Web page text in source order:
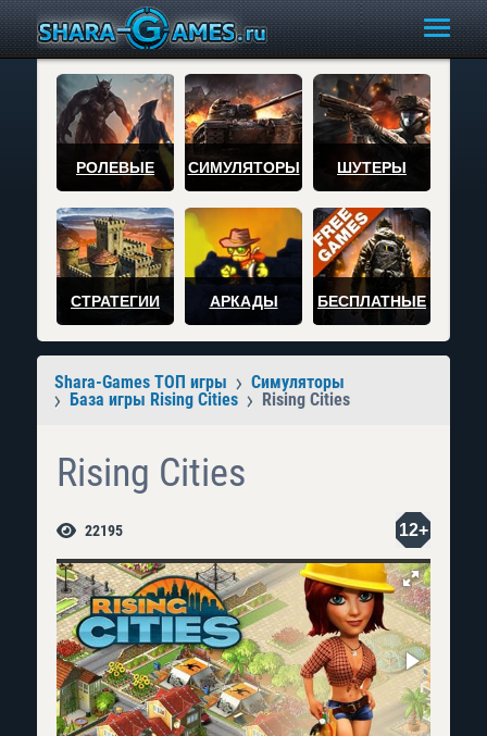
РОЛЕВЫЕ СИМУЛЯТОРЫ ШУТЕРЫ
СТРАТЕГИИ АРКАДЫ БЕСПЛАТНЫЕ
Shara-Games ТОП игры
Симуляторы
База игры Rising Cities
Rising Cities
Rising Cities
22195 12+